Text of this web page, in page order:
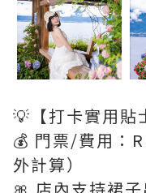
💡【打卡實用貼
💰 門票/費用：
外計算）
🎀 店內支持裙